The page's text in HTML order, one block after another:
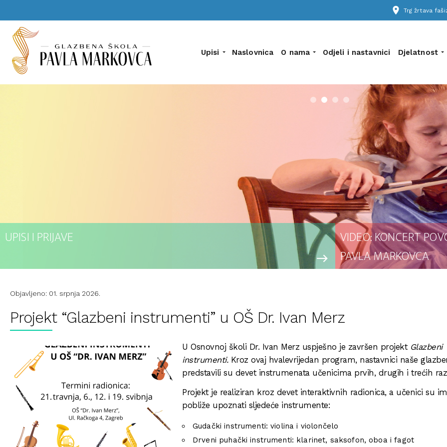
place Trg žrtava
Upisi Naslovnica O nama Odjeli i nastavnici Djelatnost
UPISI I PRIJAVE
east
VIDEO: KONCERT
PAVLA MARKOVCA
Objavljeno: 01. srpnja 2026.
Projekt “Glazbeni instrumenti” u OŠ Dr. Ivan Merz
U Osnovnoj školi Dr. Ivan Merz uspješno je završen projekt Glazbeni
instrumenti.Kroz ovaj hvalevrijedan program, nastavnici naše
predstavili su devet instrumenata učenicima prvih, drugih i trećih
Projekt je realiziran kroz devet interaktivnih radionica, a učenici su
pobliže upoznati sljedeće instrumente:
Gudački instrumenti: violina i violončelo
Drveni puhački instrumenti: klarinet, saksofon, oboa i fagot